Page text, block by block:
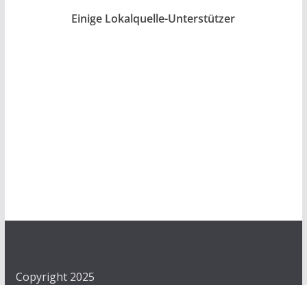
Einige Lokalquelle-Unterstützer
Copyright 2025